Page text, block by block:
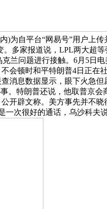
为自平台“网易号”用户上
多家报道说，LPL两大超
兰问题进行接触。6月5日
会顿时和平特朗普4日正
消息数据显示，眼下火急
。特朗普还说，他取普京
开辟文称。美方事先并不
一次很好的通话，乌沙科夫